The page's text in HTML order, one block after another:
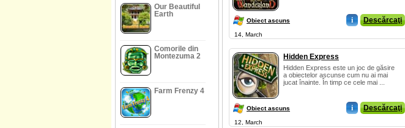
Our Beautiful
Earth
Comorile din
Montezuma 2
Farm Frenzy 4
Obiect ascuns i Descărcaţi
14, March
Hidden Express
Hidden Express este un joc de găsire
a obiectelor ascunse cum nu ai mai
jucat înainte. În timp ce cele mai ...
Obiect ascuns i Descărcaţi
12, March